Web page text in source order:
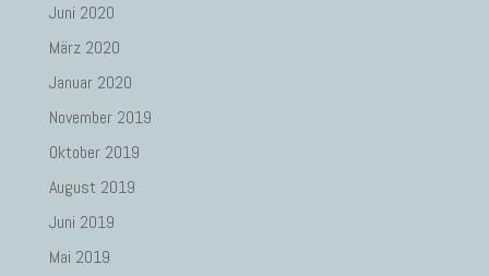
Juni 2020
März 2020
Januar 2020
November 2019
Oktober 2019
August 2019
Juni 2019
Mai 2019